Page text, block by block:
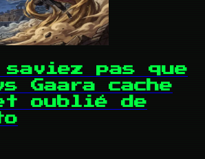
saviez pas que
Gaara cache
oublié de